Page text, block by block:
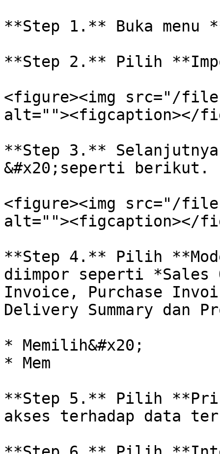
**Step 1.** Buka menu
**Step 2.** Pilih
<figure><img src="/files/
alt=""><figcaption></
**Step 3.**
&#x20;seperti berikut.
<figure><img src="/files/
alt=""><figcaption></
**Step 4.** Pilih
diimpor seperti
Invoice, Purchase
Delivery Summary dan
* Memilih&#x20;
* Mem
**Step 5.** Pilih
akses terhadap data